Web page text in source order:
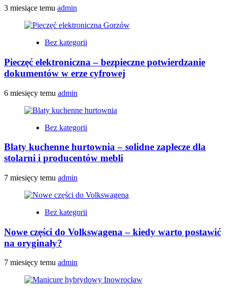
3 miesiące temu admin
Bez kategorii
Pieczęć elektroniczna – bezpieczne potwierdzanie
dokumentów w erze cyfrowej
6 miesięcy temu admin
Bez kategorii
Blaty kuchenne hurtownia – solidne zaplecze dla
stolarni i producentów mebli
7 miesięcy temu admin
Bez kategorii
Nowe części do Volkswagena – kiedy warto postawić
na oryginały?
7 miesięcy temu admin